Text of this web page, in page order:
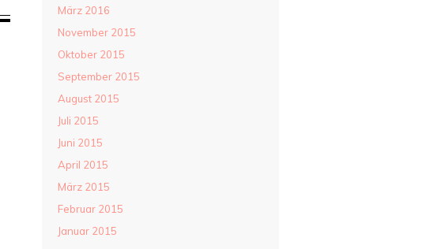
März 2016
November 2015
Oktober 2015
September 2015
August 2015
Juli 2015
Juni 2015
April 2015
März 2015
Februar 2015
Januar 2015